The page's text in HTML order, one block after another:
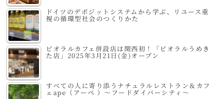
ドイツのデポジットシステムから学ぶ、リユース重
視の循環型社会のつくりかた
ビオラルカフェ併設店は関西初！「ビオラルうめき
た店」2025年3月21日(金)オープン
すべての人に寄り添うナチュラルレストラン＆カフ
ェape（アーペ ）～フードダイバーシティ～